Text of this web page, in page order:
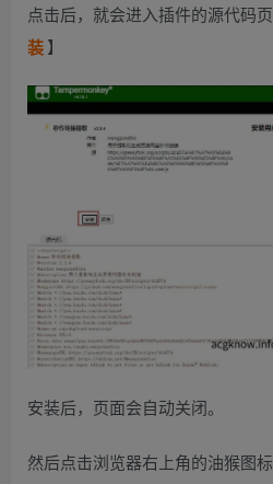
点击后，就会进入插件的源代码
装】
安装后，页面会自动关闭。
然后点击浏览器右上角的油猴图